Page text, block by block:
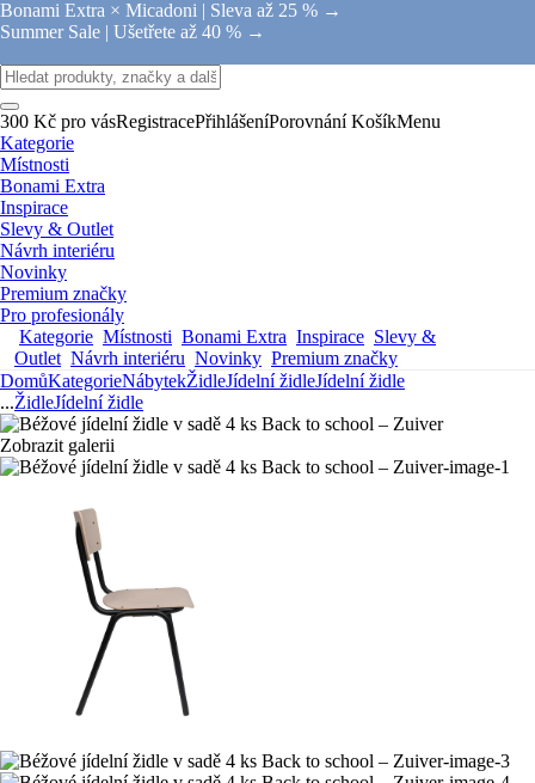
Bonami Extra × Micadoni | Sleva až 25 % →
Summer Sale | Ušetřete až 40 % →
300 Kč pro vásRegistracePřihlášeníPorovnání KošíkMenu
Kategorie
Místnosti
Bonami Extra
Inspirace
Slevy & Outlet
Návrh interiéru
Novinky
Premium značky
Pro profesionály
Kategorie Místnosti Bonami Extra Inspirace Slevy &
Outlet Návrh interiéru Novinky Premium značky
DomůKategorieNábytekŽidleJídelní židleJídelní židle
...ŽidleJídelní židle
Zobrazit galerii